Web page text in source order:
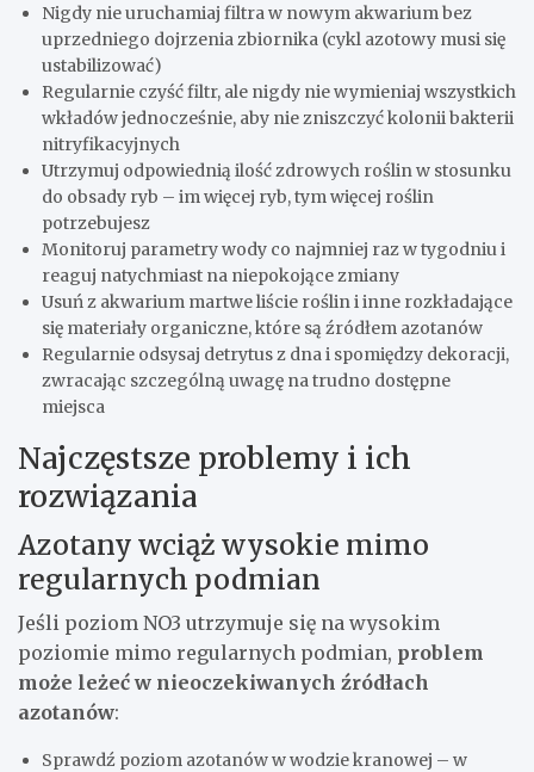
Nigdy nie uruchamiaj filtra w nowym akwarium bez
uprzedniego dojrzenia zbiornika (cykl azotowy musi się
ustabilizować)
Regularnie czyść filtr, ale nigdy nie wymieniaj wszystkich
wkładów jednocześnie, aby nie zniszczyć kolonii bakterii
nitryfikacyjnych
Utrzymuj odpowiednią ilość zdrowych roślin w stosunku
do obsady ryb – im więcej ryb, tym więcej roślin
potrzebujesz
Monitoruj parametry wody co najmniej raz w tygodniu i
reaguj natychmiast na niepokojące zmiany
Usuń z akwarium martwe liście roślin i inne rozkładające
się materiały organiczne, które są źródłem azotanów
Regularnie odsysaj detrytus z dna i spomiędzy dekoracji,
zwracając szczególną uwagę na trudno dostępne
miejsca
Najczęstsze problemy i ich
rozwiązania
Azotany wciąż wysokie mimo
regularnych podmian
Jeśli poziom NO3 utrzymuje się na wysokim
poziomie mimo regularnych podmian, problem
może leżeć w nieoczekiwanych źródłach
azotanów:
Sprawdź poziom azotanów w wodzie kranowej – w